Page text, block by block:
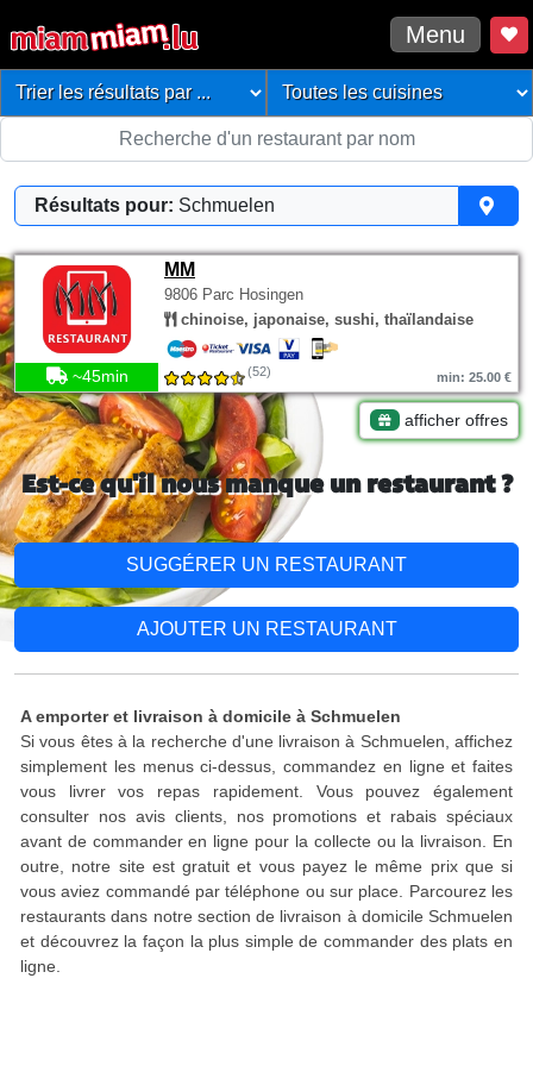
Menu
Résultats pour: Schmuelen
MM
9806 Parc Hosingen
chinoise, japonaise, sushi, thaïlandaise
~45min (52) min: 25.00 €
afficher offres
Est-ce qu'il nous manque un restaurant ?
SUGGÉRER UN RESTAURANT
AJOUTER UN RESTAURANT
A emporter et livraison à domicile à Schmuelen
Si vous êtes à la recherche d'une livraison à Schmuelen, affichez
simplement les menus ci-dessus, commandez en ligne et faites
vous livrer vos repas rapidement. Vous pouvez également
consulter nos avis clients, nos promotions et rabais spéciaux
avant de commander en ligne pour la collecte ou la livraison. En
outre, notre site est gratuit et vous payez le même prix que si
vous aviez commandé par téléphone ou sur place. Parcourez les
restaurants dans notre section de livraison à domicile Schmuelen
et découvrez la façon la plus simple de commander des plats en
ligne.